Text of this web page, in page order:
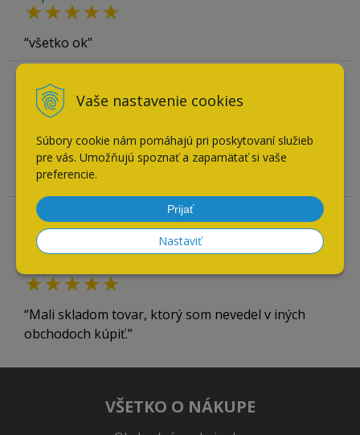
Vaše nastavenie cookies
Súbory cookie nám pomáhajú pri poskytovaní služieb
pre vás. Umožňujú spoznať a zapamätať si vaše
preferencie.
Prijať
Nastaviť
všetko ok
Overený zákazník
26.07.2026
V pohodlí obývačky som nakúpil čo som potreboval
Overený zákazník
Mali skladom tovar, ktorý som nevedel v iných
obchodoch kúpiť.
VŠETKO O NÁKUPE